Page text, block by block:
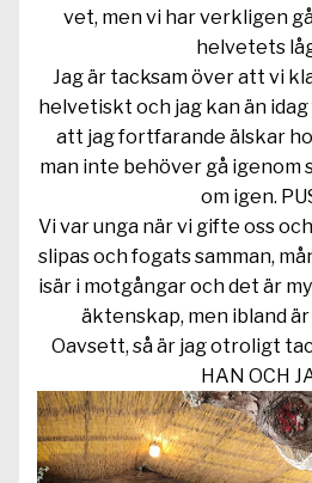
vet, men vi har verkligen
helvetets
Jag är tacksam över att vi
helvetiskt och jag kan än
att jag fortfarande älskar
man inte behöver gå igenom
om igen.
Vi var unga när vi gifte oss
slipas och fogats samman,
isär i motgångar och det är
äktenskap, men ibland
Oavsett, så är jag otroligt
HAN OCH